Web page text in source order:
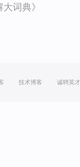
词典》
技术博客 诚聘英才